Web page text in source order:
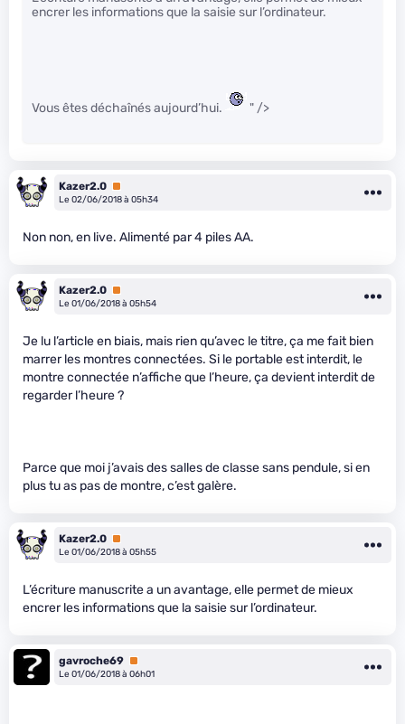
encrer les informations que la saisie sur l’ordinateur.
Vous êtes déchaînés aujourd’hui. " />
Kazer2.0 Premium
Le 02/06/2018 à 05h34
Non non, en live. Alimenté par 4 piles AA.
Kazer2.0 Premium
Le 01/06/2018 à 05h54
Je lu l’article en biais, mais rien qu’avec le titre, ça me fait bien
marrer les montres connectées. Si le portable est interdit, le
montre connectée n’affiche que l’heure, ça devient interdit de
regarder l’heure ?
Parce que moi j’avais des salles de classe sans pendule, si en
plus tu as pas de montre, c’est galère.
Kazer2.0 Premium
Le 01/06/2018 à 05h55
L’écriture manuscrite a un avantage, elle permet de mieux
encrer les informations que la saisie sur l’ordinateur.
gavroche69 Premium
Le 01/06/2018 à 06h01